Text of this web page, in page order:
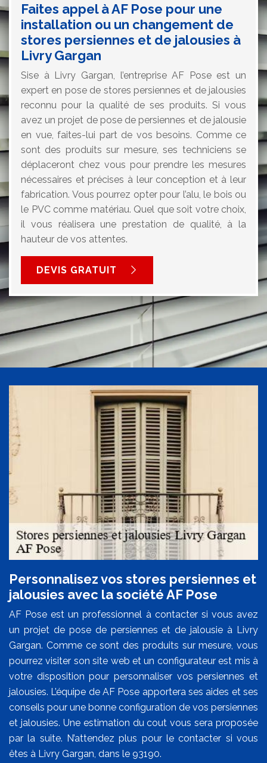
Faites appel à AF Pose pour une
installation ou un changement de
stores persiennes et de jalousies à
Livry Gargan
Sise à Livry Gargan, l’entreprise AF Pose est un
expert en pose de stores persiennes et de jalousies
reconnu pour la qualité de ses produits. Si vous
avez un projet de pose de persiennes et de jalousie
en vue, faites-lui part de vos besoins. Comme ce
sont des produits sur mesure, ses techniciens se
déplaceront chez vous pour prendre les mesures
nécessaires et précises à leur conception et à leur
fabrication. Vous pourrez opter pour l’alu, le bois ou
le PVC comme matériau. Quel que soit votre choix,
il vous réalisera une prestation de qualité, à la
hauteur de vos attentes.
DEVIS GRATUIT
Personnalisez vos stores persiennes et
jalousies avec la société AF Pose
AF Pose est un professionnel à contacter si vous avez
un projet de pose de persiennes et de jalousie à Livry
Gargan. Comme ce sont des produits sur mesure, vous
pourrez visiter son site web et un configurateur est mis à
votre disposition pour personnaliser vos persiennes et
jalousies. L’équipe de AF Pose apportera ses aides et ses
conseils pour une bonne configuration de vos persiennes
et jalousies. Une estimation du cout vous sera proposée
par la suite. N’attendez plus pour le contacter si vous
êtes à Livry Gargan, dans le 93190.